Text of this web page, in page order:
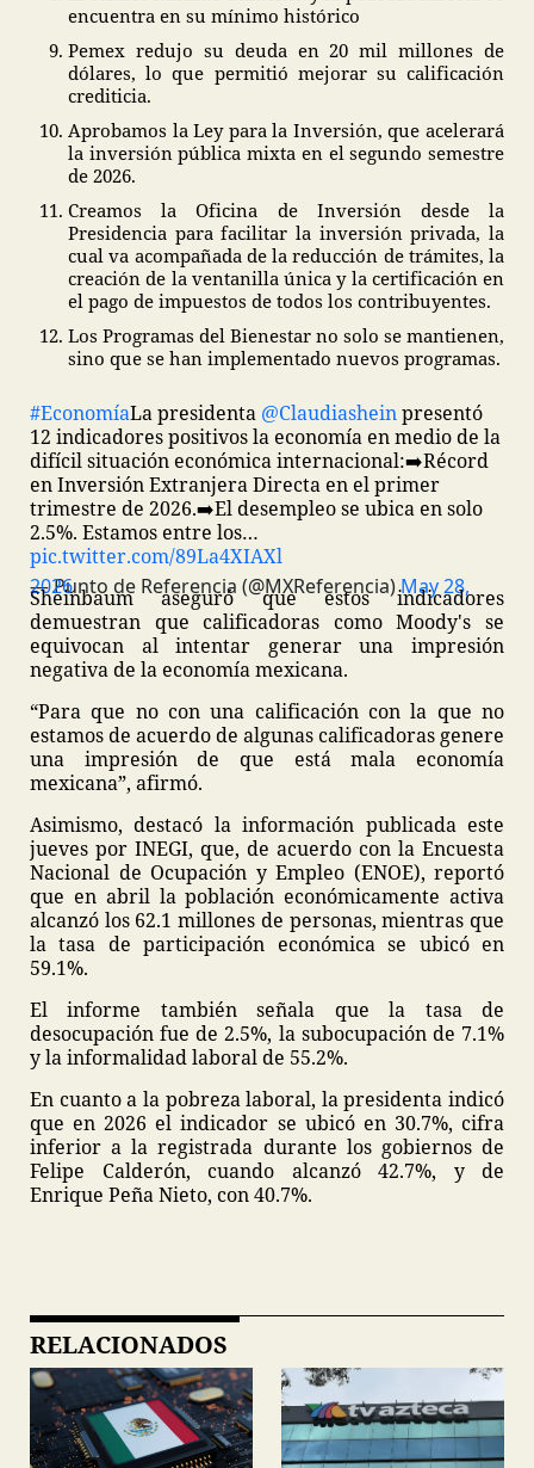
encuentra en su mínimo histórico
Pemex redujo su deuda en 20 mil millones de
dólares, lo que permitió mejorar su calificación
crediticia.
Aprobamos la Ley para la Inversión, que acelerará
la inversión pública mixta en el segundo semestre
de 2026.
Creamos la Oficina de Inversión desde la
Presidencia para facilitar la inversión privada, la
cual va acompañada de la reducción de trámites, la
creación de la ventanilla única y la certificación en
el pago de impuestos de todos los contribuyentes.
Los Programas del Bienestar no solo se mantienen,
sino que se han implementado nuevos programas.
#EconomíaLa presidenta @Claudiasheinpresentó
12 indicadores positivos la economía en medio de la
difícil situación económica internacional:➡️Récord
en Inversión Extranjera Directa en el primer
trimestre de 2026.➡️El desempleo se ubica en solo
2.5%. Estamos entre los…
pic.twitter.com/89La4XIAXl
— Punto de Referencia (@MXReferencia)
May 28, 2026
Sheinbaum aseguró que estos indicadores
demuestran que calificadoras como Moody's se
equivocan al intentar generar una impresión
negativa de la economía mexicana.
“Para que no con una calificación con la que no
estamos de acuerdo de algunas calificadoras genere
una impresión de que está mala economía
mexicana”, afirmó.
Asimismo, destacó la información publicada este
jueves por INEGI, que, de acuerdo con la Encuesta
Nacional de Ocupación y Empleo (ENOE), reportó
que en abril la población económicamente activa
alcanzó los 62.1 millones de personas, mientras que
la tasa de participación económica se ubicó en
59.1%.
El informe también señala que la tasa de
desocupación fue de 2.5%, la subocupación de 7.1%
y la informalidad laboral de 55.2%.
En cuanto a la pobreza laboral, la presidenta indicó
que en 2026 el indicador se ubicó en 30.7%, cifra
inferior a la registrada durante los gobiernos de
Felipe Calderón, cuando alcanzó 42.7%, y de
Enrique Peña Nieto, con 40.7%.
RELACIONADOS